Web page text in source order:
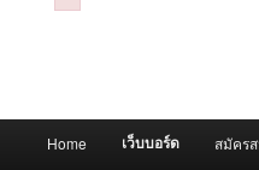
Home เว็บบอร์ด สมัคร
Failed to initialize plugin: